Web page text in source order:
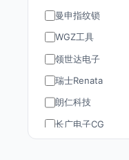
曼申指纹锁
WGZ工具
领世达电子
瑞士Renata
朗仁科技
长广电子CG